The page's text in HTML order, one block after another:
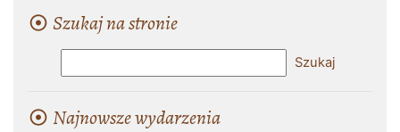
Szukaj na stronie
Najnowsze wydarzenia